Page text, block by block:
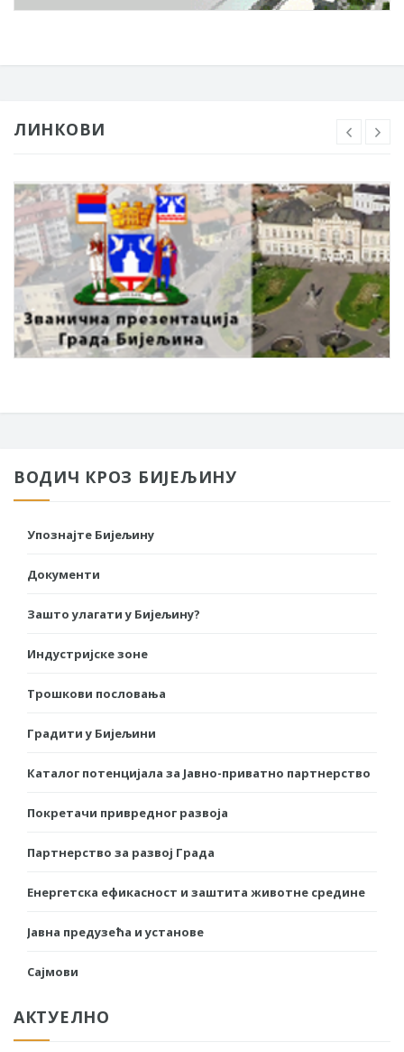
ЛИНКОВИ
ВОДИЧ КРОЗ БИЈЕЉИНУ
Упознајте Бијељину
Документи
Зашто улагати у Бијељину?
Индустријске зоне
Трошкови пословања
Градити у Бијељини
Каталог потенцијала за Јавно-приватно партнерство
Покретачи привредног развоја
Партнерство за развој Града
Енергетска ефикасност и заштита животне средине
Јавна предузећа и установе
Сајмови
АКТУЕЛНО